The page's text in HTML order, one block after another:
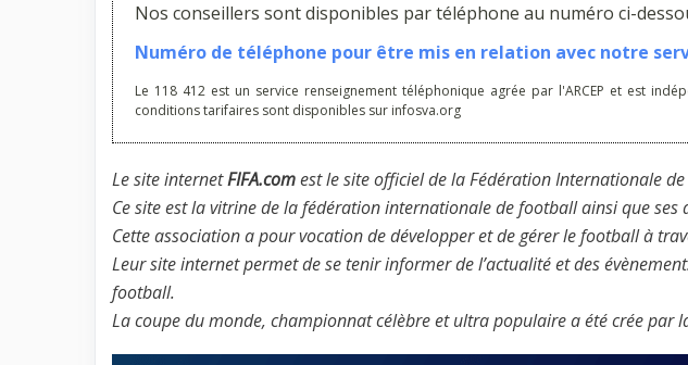
Nos conseillers sont disponibles par téléphone au numéro ci-
Numéro de téléphone pour être mis en relation avec notre
Le 118 412 est un service renseignement téléphonique agrée par l'ARCEP et est
conditions tarifaires sont disponibles sur infosva.org
Le site internetFIFA.comest le site officiel de la Fédération Internationale
Ce site est la vitrine de la fédération internationale de football ainsi que ses
Cette association a pour vocation de développer et de gérer le football à
Leur site internet permet de se tenir informer de l’actualité et des
football.
La coupe du monde, championnat célèbre et ultra populaire a été crée par